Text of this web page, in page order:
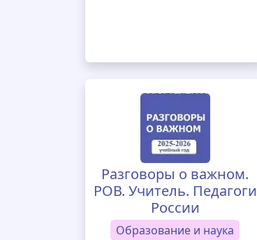
Разговоры о важном.
РОВ. Учитель. Педагоги
России
Образование и наука